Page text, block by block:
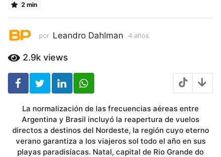
a
o
s
2 min
por Leandro Dahlman 4 años
2.9k views
La normalización de las frecuencias aéreas entre
Argentina y Brasil incluyó la reapertura de vuelos
directos a destinos del Nordeste, la región cuyo eterno
verano garantiza a los viajeros sol todo el año en sus
playas paradisíacas. Natal, capital de Rio Grande do